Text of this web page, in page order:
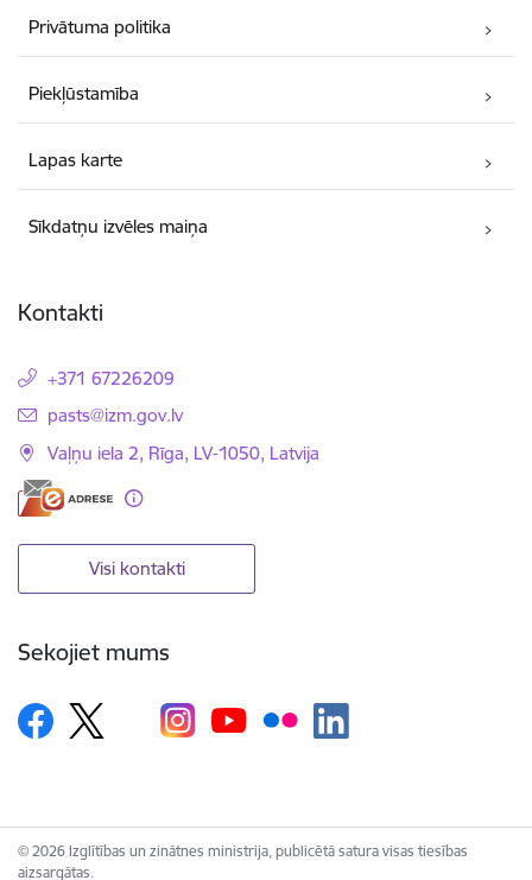
Privātuma politika
Piekļūstamība
Lapas karte
Sīkdatņu izvēles maiņa
Kontakti
+371 67226209
E-pasts:
pasts@izm.gov.lv
Vaļņu iela 2, Rīga, LV-1050, Latvija
Visi kontakti
Sekojiet mums
© 2026 Izglītības un zinātnes ministrija, publicētā satura visas tiesības
aizsargātas.